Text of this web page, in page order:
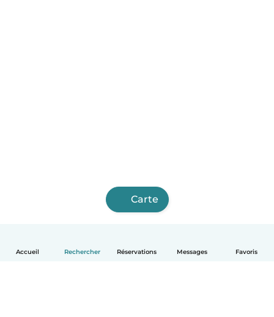
Accueil Rechercher Réservations Messages Favoris
Carte